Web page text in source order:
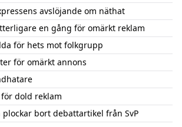
avslöjande om näthat
en gång för omärkt reklam
för hets mot folkgrupp
för omärkt annons
dold reklam
bort debattartikel från SvP